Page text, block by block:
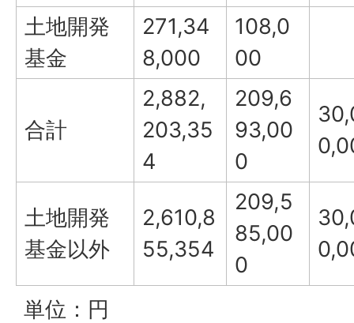
土地開発
基金
271,34
8,000
108,0
00
合計
2,882,
203,35
4
209,6
93,00
0
土地開発
基金以外
2,610,8
55,354
209,5
85,00
0
単位：円